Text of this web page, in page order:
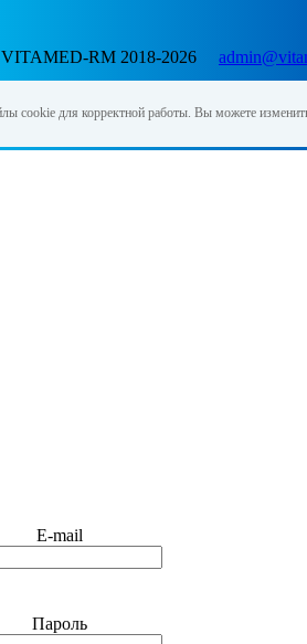
RM 2018-2026
cookie для корректной работы. Вы можете
E-mail
Пароль